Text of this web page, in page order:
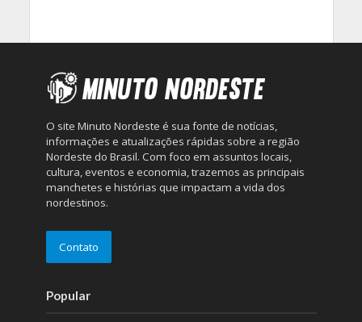
O site Minuto Nordeste é sua fonte de notícias,
informações e atualizações rápidas sobre a região
Nordeste do Brasil. Com foco em assuntos locais,
cultura, eventos e economia, trazemos as principais
manchetes e histórias que impactam a vida dos
nordestinos.
Contato
Popular